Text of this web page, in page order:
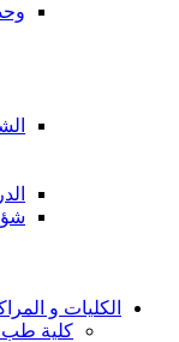
الكليات و
كلية طب